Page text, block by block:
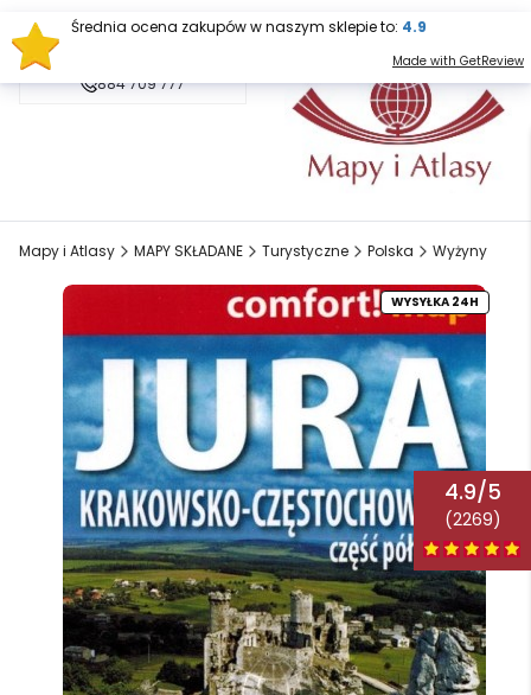
sklep@mapy.net.pl
884 709 777
Mapy i Atlasy MAPY SKŁADANE Turystyczne Polska Wyżyny
WYSYŁKA 24H
4.9/5
(2269)
Średnia ocena zakupów w naszym sklepie to: 4.9
Made with GetReview